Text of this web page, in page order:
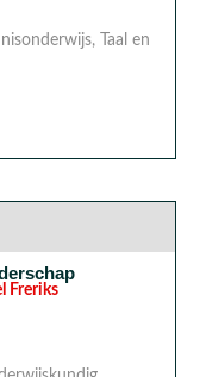
,
Taal en
Freriks